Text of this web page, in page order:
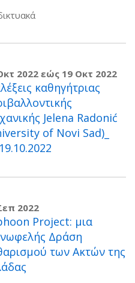
2022εώς 19 Οκτ 2022
καθηγήτριας
Jelena Radonić
of Novi Sad)_
2022
Project: μια
Δράση
των Ακτών της